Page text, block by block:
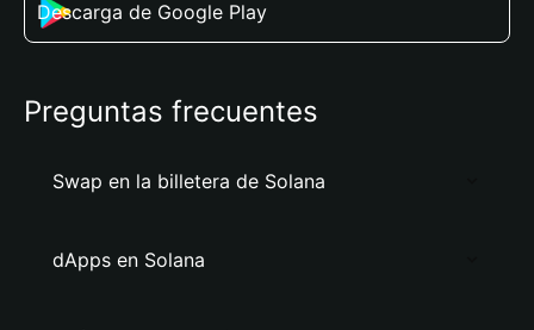
Descarga de Google Play
Preguntas frecuentes
Swap en la billetera de Solana
dApps en Solana